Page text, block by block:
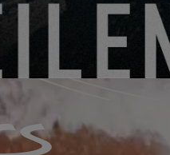
ICH ABONNIERE DEN